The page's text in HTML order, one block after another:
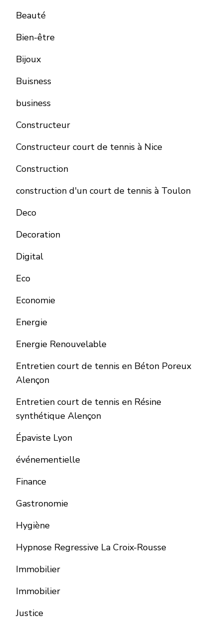
Beauté
Bien-être
Bijoux
Buisness
business
Constructeur
Constructeur court de tennis à Nice
Construction
construction d'un court de tennis à Toulon
Deco
Decoration
Digital
Eco
Economie
Energie
Energie Renouvelable
Entretien court de tennis en Béton Poreux
Alençon
Entretien court de tennis en Résine
synthétique Alençon
Épaviste Lyon
événementielle
Finance
Gastronomie
Hygiène
Hypnose Regressive La Croix-Rousse
Immobilier
Immobilier
Justice